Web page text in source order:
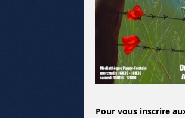
Pour vous inscrire